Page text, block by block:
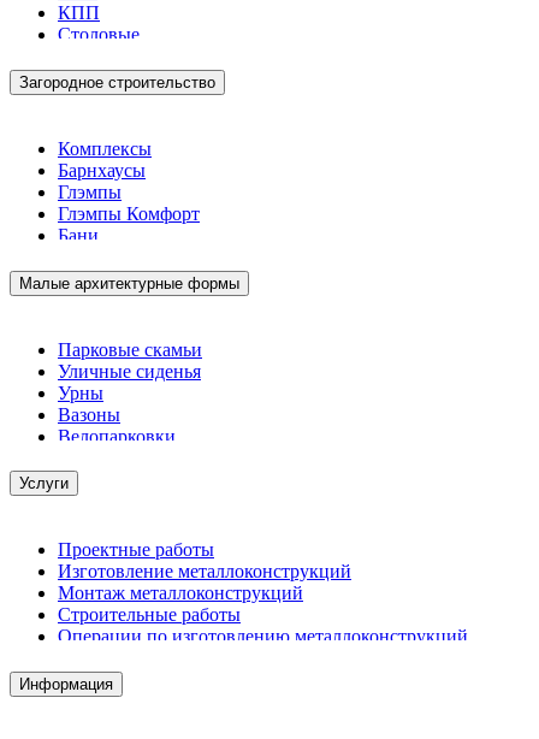
КПП
Столовые
Загородное строительство
Комплексы
Барнхаусы
Глэмпы
Глэмпы Комфорт
Бани
Малые архитектурные формы
Парковые скамьи
Уличные сиденья
Урны
Вазоны
Велопарковки
Услуги
Проектные работы
Изготовление металлоконструкций
Монтаж металлоконструкций
Строительные работы
Операции по изготовлению металлоконструкций
Комплектация металлопроката
Изготовление винтовых свай
Информация